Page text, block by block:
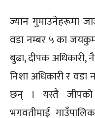
ज्यान गुमाउनेहरूमा
वडा नम्बर ५ का
बुढा, दीपक अधिकारी,
निशा अधिकारी र वडा
छन् । यस्तै
भगवतीमाई